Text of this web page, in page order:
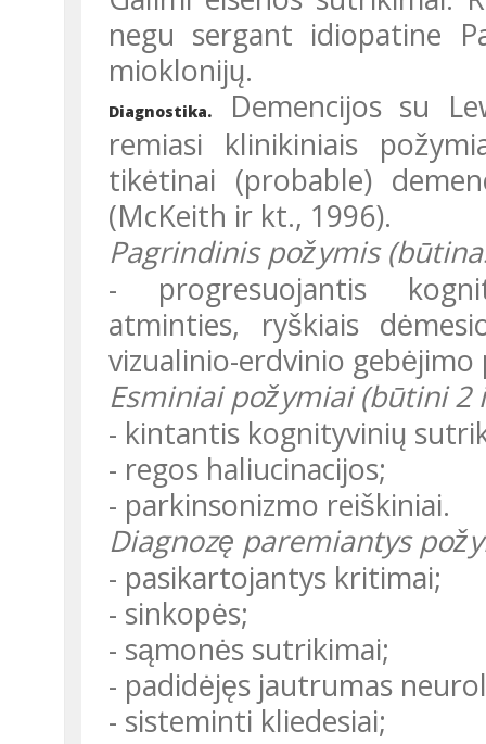
negu sergant idiopatine
mioklonijų.
Diagnostika.
Demencijos su
remiasi klinikiniais
tikėtinai (probable)
(McKeith ir kt., 1996).
Pagrindinis požymis
- progresuojantis kognityvinis sutrikimas, pasireiškiantis
atminties, ryškiais
vizualinio-erdvinio gebėjimo
Esminiai požymiai (būtini 2
- kintantis kognityvinių
- regos haliucinacijos;
- parkinsonizmo reiškiniai.
Diagnozę paremiantys
- pasikartojantys kritimai;
- sinkopės;
- sąmonės sutrikimai;
- padidėjęs jautrumas
- sisteminti kliedesiai;